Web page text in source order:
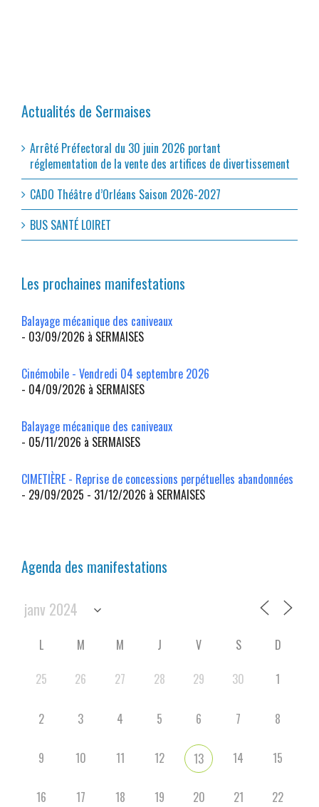
Actualités de Sermaises
Arrêté Préfectoral du 30 juin 2026 portant
réglementation de la vente des artifices de divertissement
CADO Théâtre d’Orléans Saison 2026-2027
BUS SANTÉ LOIRET
Les prochaines manifestations
Balayage mécanique des caniveaux
- 03/09/2026 à SERMAISES
Cinémobile - Vendredi 04 septembre 2026
- 04/09/2026 à SERMAISES
Balayage mécanique des caniveaux
- 05/11/2026 à SERMAISES
CIMETIÈRE - Reprise de concessions perpétuelles abandonnées
- 29/09/2025 - 31/12/2026 à SERMAISES
Agenda des manifestations
L M M J V S
D
25
26 27 28 29 30 1
2 3 4 5 6 7 8
9 10 11 12 13 14 15
16 17 18 19 20 21 22